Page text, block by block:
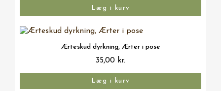
Læg i kurv
Vis her
Ærteskud dyrkning, Ærter i pose
35,00 kr.
Læg i kurv